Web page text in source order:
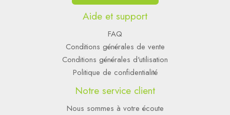
Aide et support
FAQ
Conditions générales de vente
Conditions générales d'utilisation
Politique de confidentialité
Notre service client
Nous sommes à votre écoute